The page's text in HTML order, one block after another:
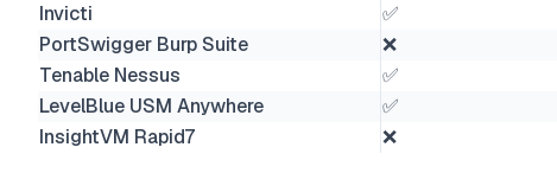
Invicti ✅
PortSwigger Burp Suite
❌
Tenable Nessus
✅
LevelBlue USM Anywhere
✅
InsightVM Rapid7
❌